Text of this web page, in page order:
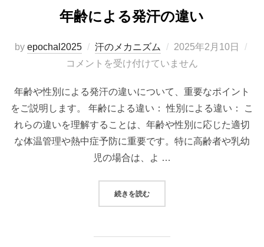
年齢による発汗の違い
by epochal2025 汗のメカニズム
投
稿
2025年2月10日
コメントを受け付けていません
年齢や性別による発汗の違いについて、重要なポイント
をご説明します。 年齢による違い： 性別による違い： こ
れらの違いを理解することは、年齢や性別に応じた適切
な体温管理や熱中症予防に重要です。特に高齢者や乳幼
児の場合は、よ …
続きを読む“年齢による発汗の違い”